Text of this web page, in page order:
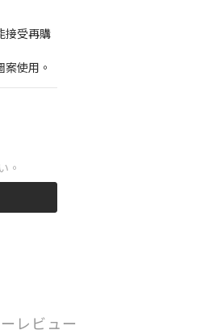
接受再購
使用。
。
レビュー